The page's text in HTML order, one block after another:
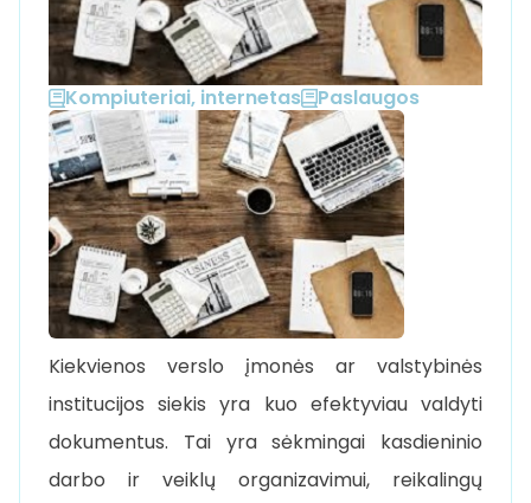
Kompiuteriai, internetas Paslaugos
Kiekvienos verslo įmonės ar valstybinės
institucijos siekis yra kuo efektyviau valdyti
dokumentus. Tai yra sėkmingai kasdieninio
darbo ir veiklų organizavimui, reikalingų